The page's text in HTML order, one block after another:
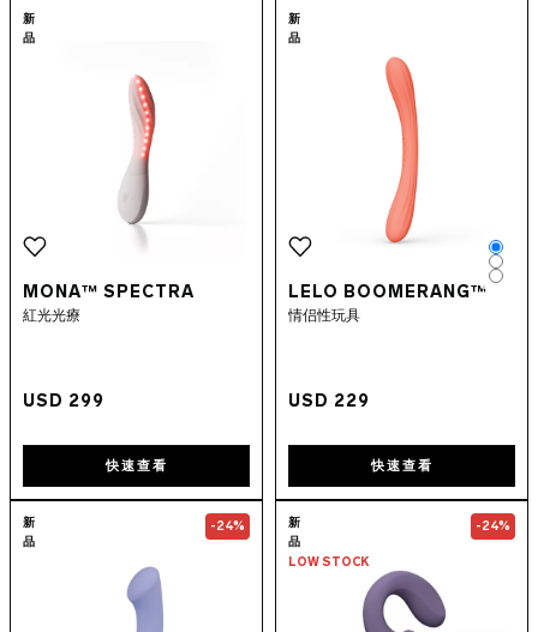
MONA™ Spectra
新
品
MONA™ SPECTRA
紅光光療
USD 299
快速查看
新
品
LELO BOOMERANG™
情侣性玩具
USD 229
快速查看
Go to theGIGI™ 3page
新
品
-24% Go to the
新
品
LOW STOCK
-24%